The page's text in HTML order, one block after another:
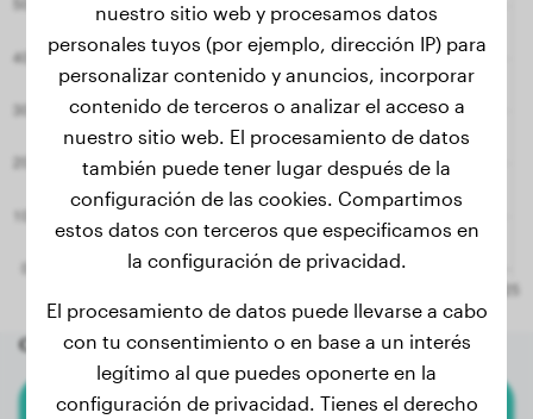
Otros perros aleatorios
nuestro sitio web y procesamos datos
personales tuyos (por ejemplo, dirección IP) para
personalizar contenido y anuncios, incorporar
contenido de terceros o analizar el acceso a
nuestro sitio web. El procesamiento de datos
también puede tener lugar después de la
configuración de las cookies. Compartimos
estos datos con terceros que especificamos en
la configuración de privacidad.
El procesamiento de datos puede llevarse a cabo
con tu consentimiento o en base a un interés
legítimo al que puedes oponerte en la
configuración de privacidad. Tienes el derecho